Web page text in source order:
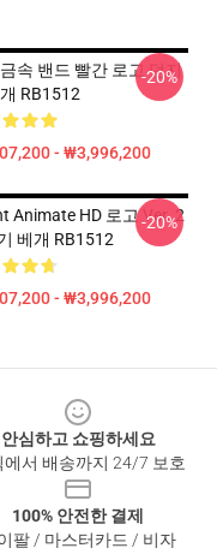
속 밴드 빨간 로고 던지
RB1512
- ₩3,996,200
-20%
Animate HD 로고 Ver. 2
베개 RB1512
- ₩3,996,200
-20%
안심하고 쇼핑하세요
에서 배송까지 24/7 보호
100% 안전한 결제
팔 / 마스터카드 / 비자